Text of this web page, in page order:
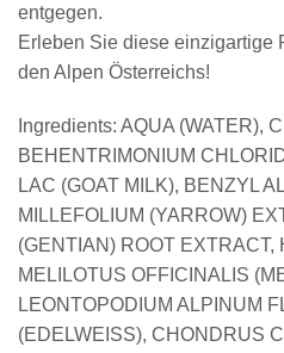
entgegen.
Erleben Sie diese einzigartige
den Alpen Österreichs!
Ingredients: AQUA (WATER),
BEHENTRIMONIUM
LAC (GOAT MILK), BENZYL
MILLEFOLIUM (YARROW)
(GENTIAN) ROOT EXTRACT,
MELILOTUS OFFICINALIS
LEONTOPODIUM ALPINUM
(EDELWEISS), CHONDRUS